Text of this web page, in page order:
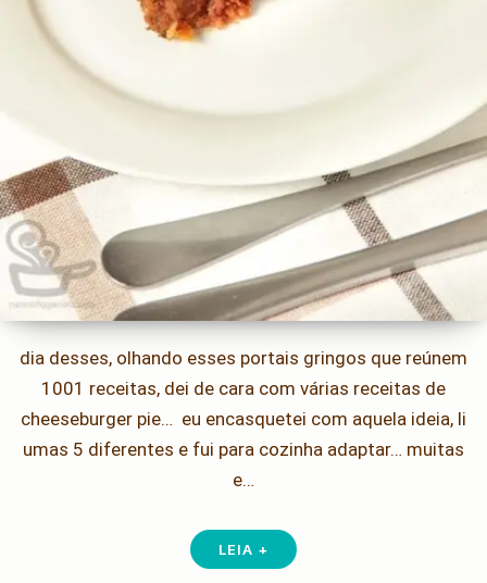
dia desses, olhando esses portais gringos que reúnem
1001 receitas, dei de cara com várias receitas de
cheeseburger pie… eu encasquetei com aquela ideia, li
umas 5 diferentes e fui para cozinha adaptar… muitas
e…
LEIA +